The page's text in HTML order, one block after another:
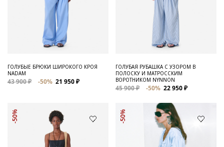
ГОЛУБЫЕ БРЮКИ ШИРОКОГО КРОЯ
NADAM
43 900 ₽ -50% 21 950 ₽
ГОЛУБАЯ РУБАШКА С УЗОРОМ В
ПОЛОСКУ И МАТРОССКИМ
ВОРОТНИКОМ NYNNON
45 900 ₽ -50% 22 950 ₽
-50% -50%